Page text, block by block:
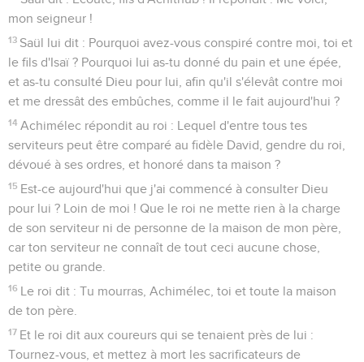
mon seigneur !
13 Saül lui dit : Pourquoi avez-vous conspiré contre moi, toi et
le fils d'Isaï ? Pourquoi lui as-tu donné du pain et une épée,
et as-tu consulté Dieu pour lui, afin qu'il s'élevât contre moi
et me dressât des embûches, comme il le fait aujourd'hui ?
14 Achimélec répondit au roi : Lequel d'entre tous tes
serviteurs peut être comparé au fidèle David, gendre du roi,
dévoué à ses ordres, et honoré dans ta maison ?
15 Est-ce aujourd'hui que j'ai commencé à consulter Dieu
pour lui ? Loin de moi ! Que le roi ne mette rien à la charge
de son serviteur ni de personne de la maison de mon père,
car ton serviteur ne connaît de tout ceci aucune chose,
petite ou grande.
16 Le roi dit : Tu mourras, Achimélec, toi et toute la maison
de ton père.
17 Et le roi dit aux coureurs qui se tenaient près de lui :
Tournez-vous, et mettez à mort les sacrificateurs de